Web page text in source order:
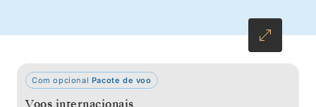
Com opcional Pacote de voo
Voos internacionais